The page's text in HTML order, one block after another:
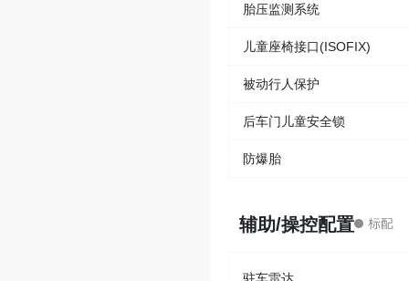
胎压监测系统
儿童座椅接口(ISOFIX)
被动行人保护
后车门儿童安全锁
防爆胎
辅助/操控配置